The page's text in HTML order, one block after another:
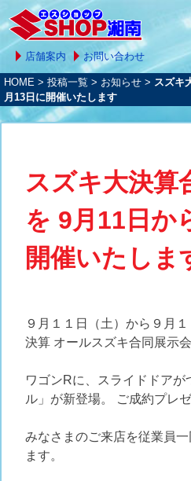
店舗案内 お問い合わせ
HOME > 投稿一覧 > お知らせ > スズキ
月13日に開催いたします
スズキ大決算
を 9月11日か
開催いたしま
９月１１日（土）から９月
決算 オールスズキ合同展示
ワゴンRに、スライドドアが
ル」が新登場。 ご成約プレ
みなさまのご来店を従業員
ます。